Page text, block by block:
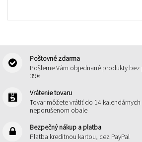
Poštovné zdarma
Pošleme Vám objednané produkty
39€
Vrátenie tovaru
Tovar môžete vrátiť do 14
neporušenom obale
Bezpečný nákup a platba
Platba kreditnou kartou, cez PayPal